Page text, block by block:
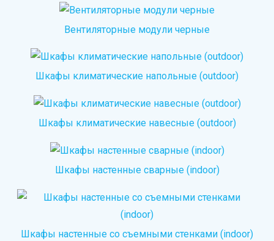
Вентиляторные модули черные
Шкафы климатические напольные (outdoor)
Шкафы климатические навесные (outdoor)
Шкафы настенные сварные (indoor)
Шкафы настенные со съемными стенками (indoor)